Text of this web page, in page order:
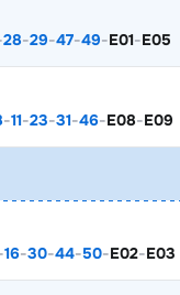
28-29-47-49-E01-E05
-11-23-31-46-E08-E09
16-30-44-50-E02-E03